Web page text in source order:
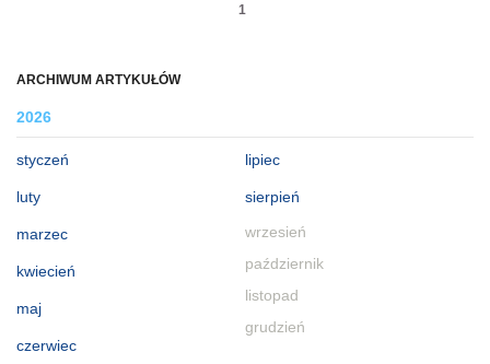
ARCHIWUM ARTYKUŁÓW
2026
styczeń
luty
marzec
kwiecień
maj
czerwiec
lipiec
sierpień
wrzesień
październik
listopad
grudzień
1